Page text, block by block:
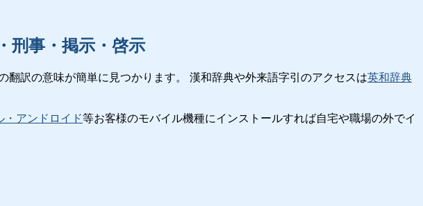
刑事・掲示・啓示
訳の意味が簡単に見つかります。 漢和辞典や外来語字引のアクセスは英和辞典
・アンドロイド等お客様のモバイル機種にインストールすれば自宅や職場の外でイ